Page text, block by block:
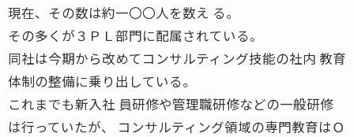
現在、その数は約一〇〇人を数え る。
その多くが３ＰＬ部門に配属されている。
同社は今期から改めてコンサルティング技能の社内 教育
体制の整備に乗り出している。
これまでも新入社 員研修や管理職研修などの一般研修
は行っていたが、 コンサルティング領域の専門教育はＯ